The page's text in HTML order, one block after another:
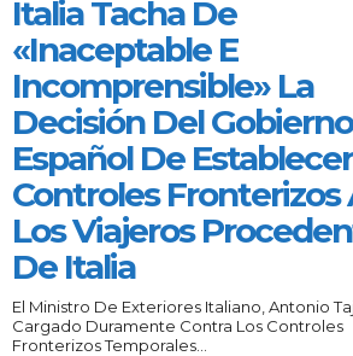
Italia Tacha De
«inaceptable E
Incomprensible» La
Decisión Del Gobierno
Español De Establecer
Controles Fronterizos
Los Viajeros
De Italia
El Ministro De Exteriores Italiano, Antonio
Cargado Duramente Contra Los Controles
Fronterizos Temporales...